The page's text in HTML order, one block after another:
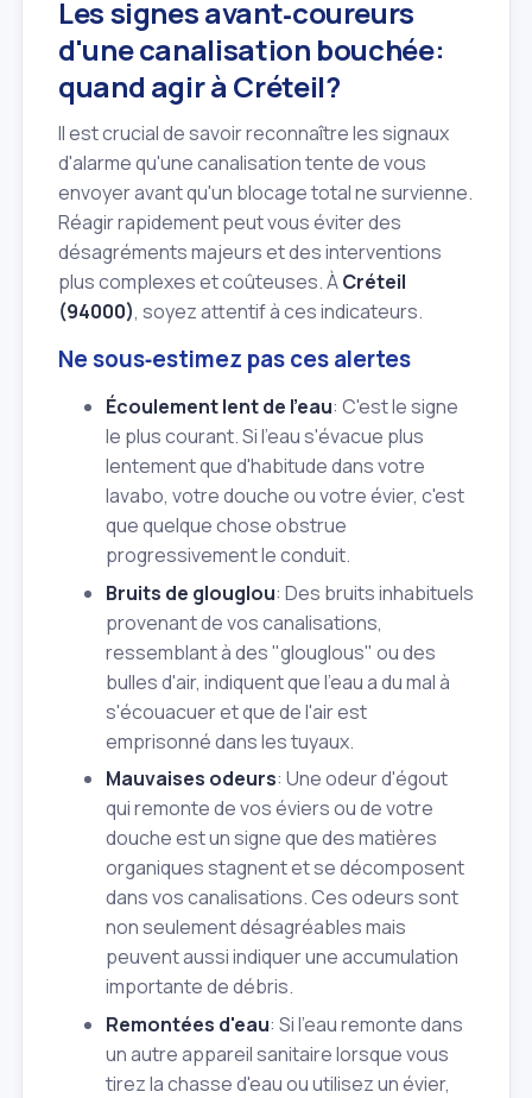
Les signes avant‑coureurs
d'une canalisation bouchée:
quand agir à Créteil?
Il est crucial de savoir reconnaître les signaux
d'alarme qu'une canalisation tente de vous
envoyer avant qu'un blocage total ne survienne.
Réagir rapidement peut vous éviter des
désagréments majeurs et des interventions
plus complexes et coûteuses. ÀCréteil
(94000), soyez attentif à ces indicateurs.
Ne sous‑estimez pas ces alertes
Écoulement lent de l'eau: C'est le signe
le plus courant. Si l'eau s'évacue plus
lentement que d'habitude dans votre
lavabo, votre douche ou votre évier, c'est
que quelque chose obstrue
progressivement le conduit.
Bruits de glouglou: Des bruits inhabituels
provenant de vos canalisations,
ressemblant à des "glouglous" ou des
bulles d'air, indiquent que l'eau a du mal à
s'écouacuer et que de l'air est
emprisonné dans les tuyaux.
Mauvaises odeurs: Une odeur d'égout
qui remonte de vos éviers ou de votre
douche est un signe que des matières
organiques stagnent et se décomposent
dans vos canalisations. Ces odeurs sont
non seulement désagréables mais
peuvent aussi indiquer une accumulation
importante de débris.
Remontées d'eau: Si l'eau remonte dans
un autre appareil sanitaire lorsque vous
tirez la chasse d'eau ou utilisez un évier,